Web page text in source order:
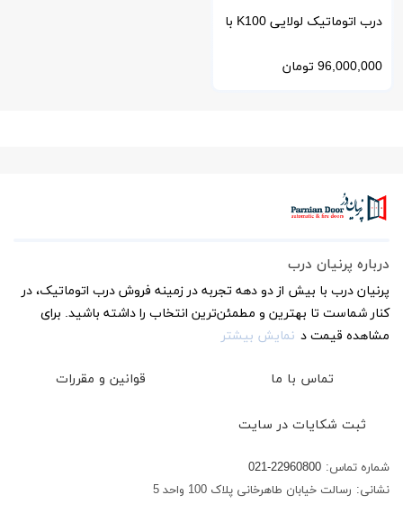
درب اتوماتیک لولایی K100 با
طراحی ایتالیایی و کاور باریک
96,000,000 تومان
درباره پرنیان درب
پرنیان درب با بیش از دو دهه تجربه در زمینه فروش درب اتوماتیک، در
کنار شماست تا بهترین و مطمئن‌ترین انتخاب را داشته باشید. برای
مشاهده قیمت د نمایش بیشتر
تماس با ما قوانین و مقررات
ثبت شکایات در سایت
شماره تماس: 021-22960800
نشانی: رسالت خیابان طاهرخانی پلاک 100 واحد 5